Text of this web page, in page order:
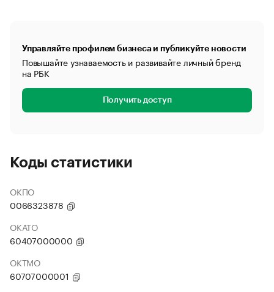
Управляйте профилем бизнеса и публикуйте новости
Повышайте узнаваемость и развивайте личный бренд
на РБК
Получить доступ
Коды статистики
ОКПО
0066323878
ОКАТО
60407000000
ОКТМО
60707000001